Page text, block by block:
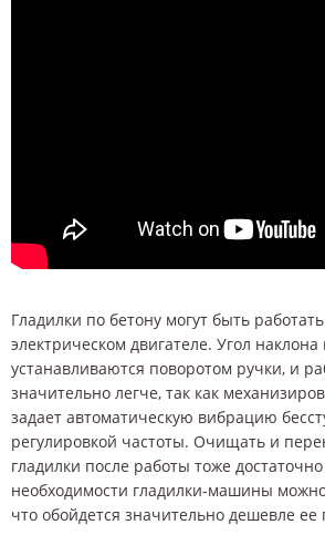
Гладилки по бетону могут быть
электрическом двигателе. Угол
устанавливаются поворотом ручки, и
значительно легче, так как
задает автоматическую вибрацию
регулировкой частоты. Очищать и
гладилки после работы тоже
необходимости гладилки-машины
что обойдется значительно дешевле ее